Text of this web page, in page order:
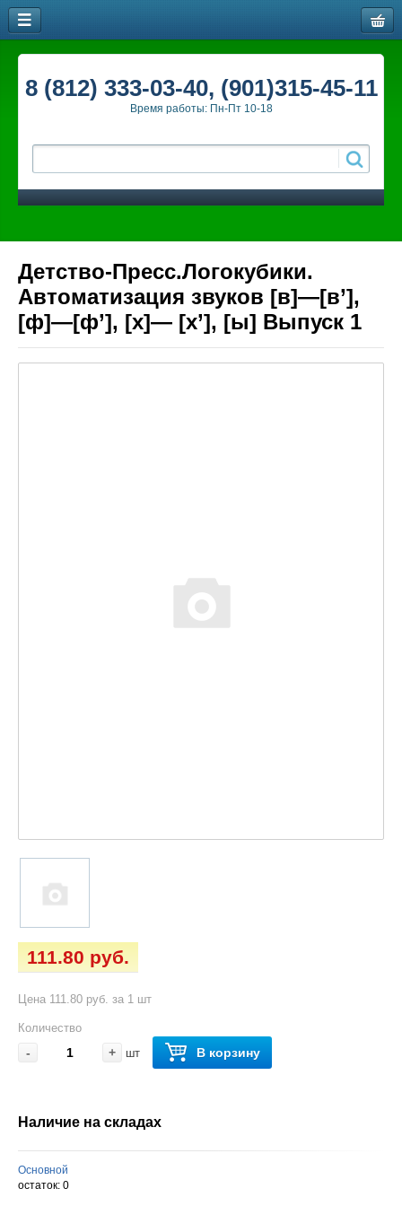
8 (812) 333-03-40, (901)315-45-11
Время работы: Пн-Пт 10-18
Детство-Пресс.Логокубики.
Автоматизация звуков [в]—[в’],
[ф]—[ф’], [х]— [х’], [ы] Выпуск 1
111.80 руб.
Цена 111.80 руб. за 1 шт
Количество
- + шт В корзину
Наличие на складах
Основной
остаток: 0